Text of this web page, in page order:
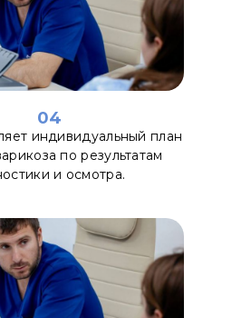
индивидуальный план
по результатам
и осмотра.
04